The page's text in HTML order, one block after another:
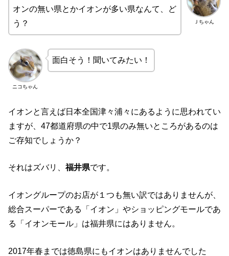
Ｊちゃん
オンの無い県とかイオンが多い県なんて、ど
う？
ニコちゃん
面白そう！聞いてみたい！
イオンと言えば日本全国津々浦々にあるように思われてい
ますが、47都道府県の中で1県のみ無いところがあるのは
ご存知でしょうか？
それはズバリ、福井県です。
イオングループのお店が１つも無い訳ではありませんが、
総合スーパーである「イオン」やショッピングモールであ
る「イオンモール」は福井県にはありません。
2017年春までは徳島県にもイオンはありませんでした